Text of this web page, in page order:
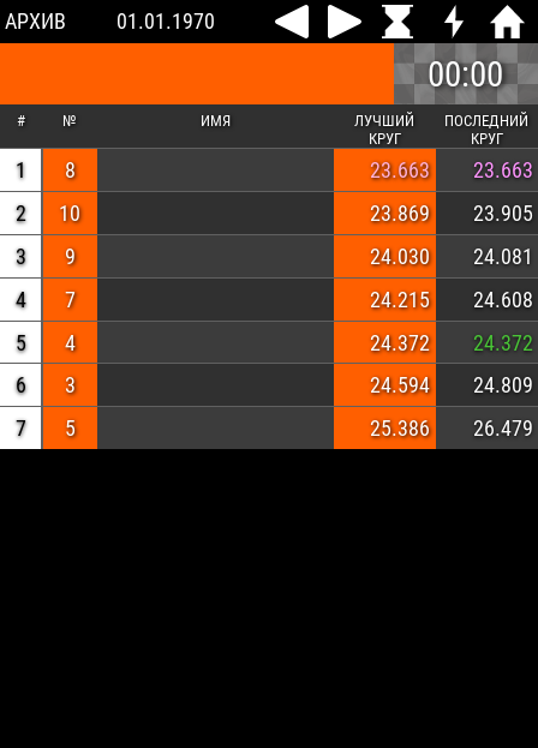
АРХИВ 01.01.1970
00:00
# № ИМЯ
ЛУЧШИЙ
КРУГ
ПОСЛЕДНИЙ
КРУГ
1 8 23.663
23.663
2
10 23.869
23.905
3
9 24.030
24.081
4
7 24.215
24.608
5
4 24.372
24.372
6
3 24.594
24.809
7
5 25.386 26.479